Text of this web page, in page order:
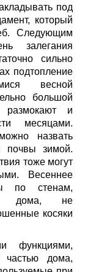
под
который
Следующим
залегания
сильно
подтопление
весной
большой
и
месяцами.
назвать
почвы зимой.
тоже могут
Весеннее
по стенам,
дома, не
косяки
частью дома,